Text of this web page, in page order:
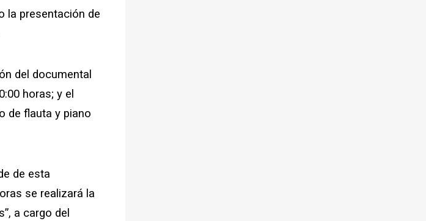
la presentación de
del documental
horas; y el
de flauta y piano
de esta
se realizará la
a cargo del